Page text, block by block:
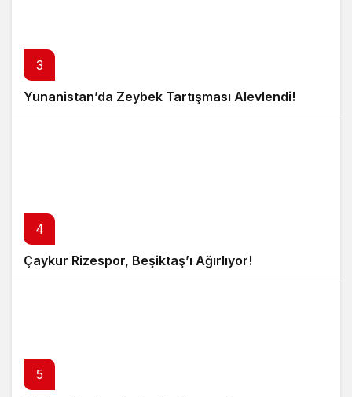
3
Yunanistan’da Zeybek Tartışması Alevlendi!
4
Çaykur Rizespor, Beşiktaş’ı Ağırlıyor!
5